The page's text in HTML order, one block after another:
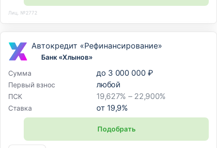
Лиц. №2772
Автокредит «Рефинансирование»
Банк «Хлынов»
Сумма
до 3 000 000 ₽
Первый взнос любой
ПСК 19,627% – 22,900%
Ставка от 19,9%
Подобрать